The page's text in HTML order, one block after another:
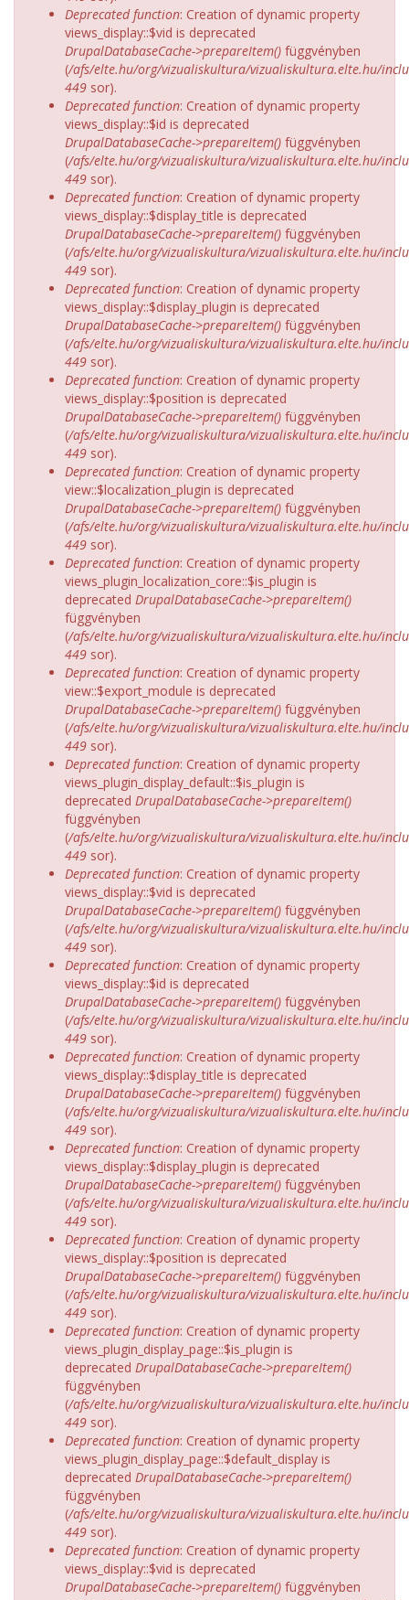
Deprecated function: Creation of dynamic property
views_display::$vid is deprecated
DrupalDatabaseCache->prepareItem() függvényben
(/afs/elte.hu/org/vizualiskultura/vizualiskultura.elte.hu/
449 sor).
Deprecated function: Creation of dynamic property
views_display::$id is deprecated
DrupalDatabaseCache->prepareItem() függvényben
(/afs/elte.hu/org/vizualiskultura/vizualiskultura.elte.hu/
449 sor).
Deprecated function: Creation of dynamic property
views_display::$display_title is deprecated
DrupalDatabaseCache->prepareItem() függvényben
(/afs/elte.hu/org/vizualiskultura/vizualiskultura.elte.hu/
449 sor).
Deprecated function: Creation of dynamic property
views_display::$display_plugin is deprecated
DrupalDatabaseCache->prepareItem() függvényben
(/afs/elte.hu/org/vizualiskultura/vizualiskultura.elte.hu/
449 sor).
Deprecated function: Creation of dynamic property
views_display::$position is deprecated
DrupalDatabaseCache->prepareItem() függvényben
(/afs/elte.hu/org/vizualiskultura/vizualiskultura.elte.hu/
449 sor).
Deprecated function: Creation of dynamic property
view::$localization_plugin is deprecated
DrupalDatabaseCache->prepareItem() függvényben
(/afs/elte.hu/org/vizualiskultura/vizualiskultura.elte.hu/
449 sor).
Deprecated function: Creation of dynamic property
views_plugin_localization_core::$is_plugin is
deprecated DrupalDatabaseCache->prepareItem()
függvényben
(/afs/elte.hu/org/vizualiskultura/vizualiskultura.elte.hu/
449 sor).
Deprecated function: Creation of dynamic property
view::$export_module is deprecated
DrupalDatabaseCache->prepareItem() függvényben
(/afs/elte.hu/org/vizualiskultura/vizualiskultura.elte.hu/
449 sor).
Deprecated function: Creation of dynamic property
views_plugin_display_default::$is_plugin is
deprecated DrupalDatabaseCache->prepareItem()
függvényben
(/afs/elte.hu/org/vizualiskultura/vizualiskultura.elte.hu/
449 sor).
Deprecated function: Creation of dynamic property
views_display::$vid is deprecated
DrupalDatabaseCache->prepareItem() függvényben
(/afs/elte.hu/org/vizualiskultura/vizualiskultura.elte.hu/
449 sor).
Deprecated function: Creation of dynamic property
views_display::$id is deprecated
DrupalDatabaseCache->prepareItem() függvényben
(/afs/elte.hu/org/vizualiskultura/vizualiskultura.elte.hu/
449 sor).
Deprecated function: Creation of dynamic property
views_display::$display_title is deprecated
DrupalDatabaseCache->prepareItem() függvényben
(/afs/elte.hu/org/vizualiskultura/vizualiskultura.elte.hu/
449 sor).
Deprecated function: Creation of dynamic property
views_display::$display_plugin is deprecated
DrupalDatabaseCache->prepareItem() függvényben
(/afs/elte.hu/org/vizualiskultura/vizualiskultura.elte.hu/
449 sor).
Deprecated function: Creation of dynamic property
views_display::$position is deprecated
DrupalDatabaseCache->prepareItem() függvényben
(/afs/elte.hu/org/vizualiskultura/vizualiskultura.elte.hu/
449 sor).
Deprecated function: Creation of dynamic property
views_plugin_display_page::$is_plugin is
deprecated DrupalDatabaseCache->prepareItem()
függvényben
(/afs/elte.hu/org/vizualiskultura/vizualiskultura.elte.hu/
449 sor).
Deprecated function: Creation of dynamic property
views_plugin_display_page::$default_display is
deprecated DrupalDatabaseCache->prepareItem()
függvényben
(/afs/elte.hu/org/vizualiskultura/vizualiskultura.elte.hu/
449 sor).
Deprecated function: Creation of dynamic property
views_display::$vid is deprecated
DrupalDatabaseCache->prepareItem() függvényben